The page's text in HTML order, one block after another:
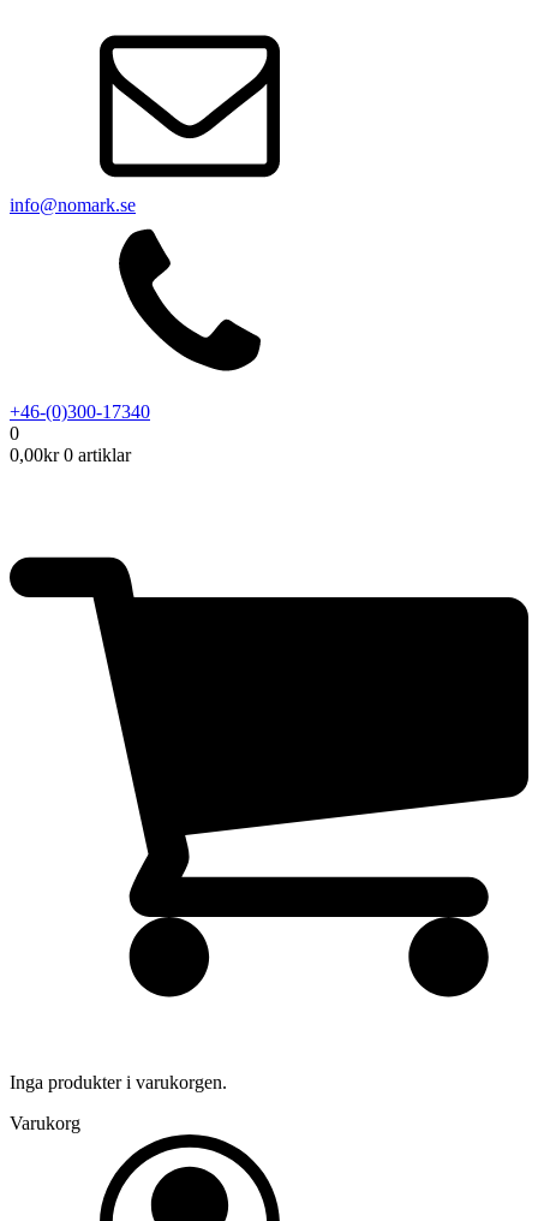
info@nomark.se
+46-(0)300-17340
0
0,00kr 0 artiklar
Inga produkter i varukorgen.
Varukorg